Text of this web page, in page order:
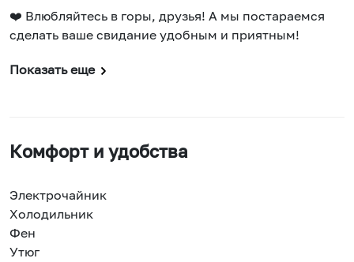
❤️ Влюбляйтесь в горы, друзья! А мы постараемся
сделать ваше свидание удобным и приятным!
Показать еще
Комфорт и удобства
Электрочайник
Холодильник
Фен
Утюг